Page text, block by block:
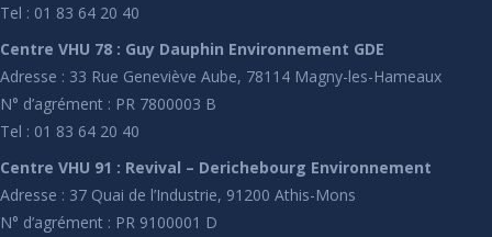
Tel : 01 83 64 20 40
Centre VHU 78 : Guy Dauphin Environnement GDE
Adresse : 33 Rue Geneviève Aube, 78114 Magny-les-Hameaux
N° d’agrément : PR 7800003 B
Tel : 01 83 64 20 40
Centre VHU 91 : Revival – Derichebourg Environnement
Adresse : 37 Quai de l’Industrie, 91200 Athis-Mons
N° d’agrément : PR 9100001 D